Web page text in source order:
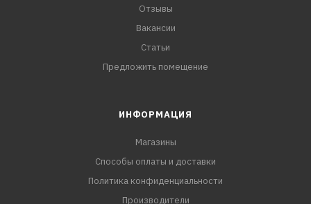
Отзывы
Вакансии
Статьи
Предложить помещение
ИНФОРМАЦИЯ
Магазины
Способы оплаты и доставки
Политика конфиденциальности
Производители